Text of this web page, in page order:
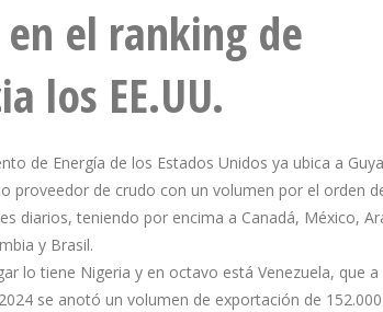
en el ranking de
los EE.UU.
de Energía de los Estados Unidos ya ubica a
proveedor de crudo con un volumen por el orden
diarios, teniendo por encima a Canadá, México,
y Brasil.
lo tiene Nigeria y en octavo está Venezuela, que a
se anotó un volumen de exportación de 152.000